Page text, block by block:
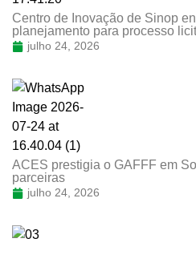
Centro de Inovação de Sinop
planejamento para processo
julho 24, 2026
ACES prestigia o GAFFF em
parceiras
julho 24, 2026